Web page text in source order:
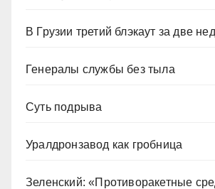
В Грузии третий блэкаут за две
Генералы службы без тыла
Суть подрыва
Уралдронзавод как гробница
Зеленский: «Противоракетные